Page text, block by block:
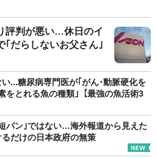
評判が悪い…休日のイ
｢だらしないお父さん｣
...糖尿病専門医が｢がん･動脈硬化を
をとれる魚の種類｣【最強の魚活術3
パン｣ではない…海外報道から見えた
だけの日本政府の無策